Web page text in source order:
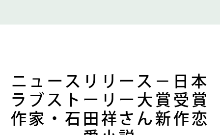
ニュースリリース－日本
ラブストーリー大賞受賞
作家・石田祥さん新作恋